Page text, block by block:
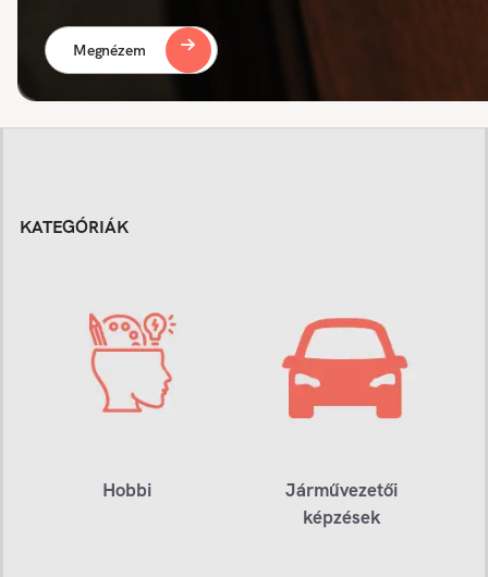
Megnézem
KATEGÓRIÁK
Hobbi
Járművezetői
képzések